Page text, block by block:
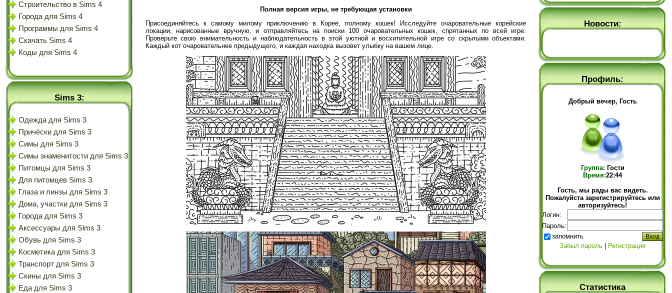
Строительство в Sims 4
Города для Sims 4
Программы для Sims 4
Скачать Sims 4
Коды для Sims 4
Sims 3:
Одежда для Sims 3
Причёски для Sims 3
Симы для Sims 3
Симы знаменитости для Sims 3
Питомцы для Sims 3
Для питомцев Sims 3
Глаза и линзы для Sims 3
Дома, участки для Sims 3
Города для Sims 3
Аксессуары для Sims 3
Обувь для Sims 3
Косметика для Sims 3
Транспорт для Sims 3
Скины для Sims 3
Еда для Sims 3
Полная версия игры, не требующая установки
Присоединяйтесь к самому милому приключению в Корее, полному кошек! Исследуйте очаровательные корейские
локации, нарисованные вручную, и отправляйтесь на поиски 100 очаровательных кошек, спрятанных по всей игре.
Проверьте свою внимательность и наблюдательность в этой уютной и восхитительной игре со скрытыми объектами.
Каждый кот очаровательнее предыдущего, и каждая находка вызовет улыбку на вашем лице.
Новости:
Профиль:
Добрый вечер, Гость
Группа: Гости
Время:22:44
Гость, мы рады вас видеть.
Пожалуйста зарегистрируйтесь или
авторизуйтесь!
Логин:
Пароль:
запомнить
Забыл пароль
Регистрация
Статистика